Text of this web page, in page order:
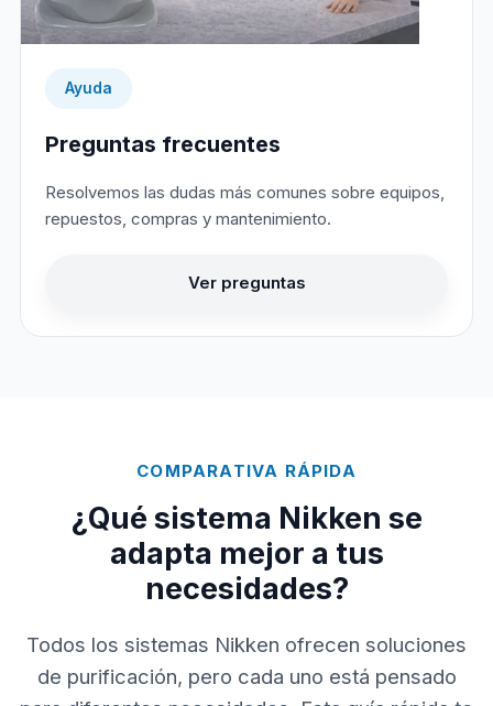
Ayuda
Preguntas frecuentes
Resolvemos las dudas más comunes sobre equipos,
repuestos, compras y mantenimiento.
Ver preguntas
COMPARATIVA RÁPIDA
¿Qué sistema Nikken se
adapta mejor a tus
necesidades?
Todos los sistemas Nikken ofrecen soluciones
de purificación, pero cada uno está pensado